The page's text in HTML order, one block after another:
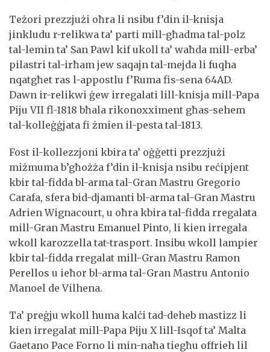
Teżori prezzjużi oħra li nsibu f’din il-knisja
jinkludu r-relikwa ta’ parti mill-għadma tal-polz
tal-lemin ta’ San Pawl kif ukoll ta’ waħda mill-erba’
pilastri tal-irħam jew saqajn tal-mejda li fuqha
nqatgħet ras l-appostlu f’Ruma fis-sena 64AD.
Dawn ir-relikwi ġew irregalati lill-knisja mill-Papa
Piju VII fl-1818 bħala rikonoxximent għas-sehem
tal-kolleġġjata fi żmien il-pesta tal-1813.
Fost il-kollezzjoni kbira ta’ oġġetti prezzjużi
miżmuma b’għożża f’din il-knisja nsibu reċipjent
kbir tal-fidda bl-arma tal-Gran Mastru Gregorio
Carafa, sfera bid-djamanti bl-arma tal-Gran Mastru
Adrien Wignacourt, u oħra kbira tal-fidda rregalata
mill-Gran Mastru Emanuel Pinto, li kien irregala
wkoll karozzella tat-trasport. Insibu wkoll lampier
kbir tal-fidda rregalat mill-Gran Mastru Ramon
Perellos u ieħor bl-arma tal-Gran Mastru Antonio
Manoel de Vilhena.
Ta’ preġju wkoll huma kalċi tad-deheb mastizz li
kien irregalat mill-Papa Piju X lill-Isqof ta’ Malta
Gaetano Pace Forno li min-naħa tiegħu offrieh lil